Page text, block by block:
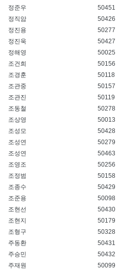
정준우
50451
정직암
50426
정진용
50277
정진욱
50427
정해영
50025
조건희
50156
조경훈
50118
조관중
50157
조관진
50119
조동철
50278
조상영
50013
조성모
50428
조성연
50279
조성연
50463
조영조
50256
조정범
50158
조종수
50429
조준용
50098
조현선
50430
조현지
50179
조형구
50328
주동환
50431
주승민
50432
주재원
50099